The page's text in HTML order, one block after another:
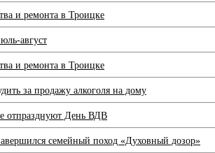
и ремонта в Троицке
август
и ремонта в Троицке
за продажу алкоголя на дому
отпразднуют День ВДВ
семейный поход «Духовный дозор»